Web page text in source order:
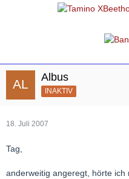
Albus
INAKTIV
18. Juli 2007
Tag,
anderweitig angeregt, hörte